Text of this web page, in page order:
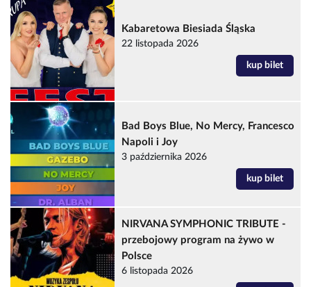
Kabaretowa Biesiada Śląska
22 listopada 2026
kup bilet
Bad Boys Blue, No Mercy, Francesco
Napoli i Joy
3 października 2026
kup bilet
NIRVANA SYMPHONIC TRIBUTE -
przebojowy program na żywo w
Polsce
6 listopada 2026